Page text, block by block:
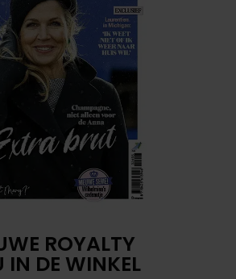
ROYALTY
IN DE WINKEL